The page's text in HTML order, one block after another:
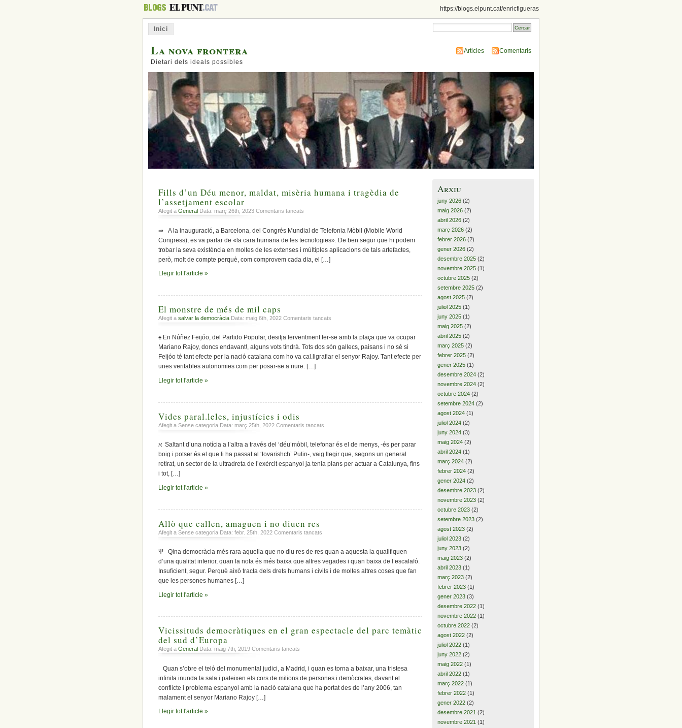
https://blogs.elpunt.cat/enricfigueras
Inici
La nova frontera
Dietari dels ideals possibles
Articles Comentaris
Fills d’un Déu menor, maldat, misèria humana i tragèdia de
l’assetjament escolar
Afegit a General Data: març 26th, 2023 Comentaris tancats
d’un
maldat,
misèria
de
⇒ A la inauguració, a Barcelona, del Congrés Mundial de Telefonia Mòbil (Mobile World
Congress), es va parlar de «la cara humana de les tecnologies». De ben segur que hi podem
trobar la seva existència en moltes de les extenses i múltiples aplicacions de tals artefactes,
però, molt de compte perquè, com comprovem cada dia, el […]
Llegir tot l'article »
El monstre de més de mil caps
Afegit a salvar la democràcia Data: maig 6th, 2022 Comentaris tancats
monstre
de
més
de
♠ En Núñez Feijóo, del Partido Popular, desitja ferventment fer-se amb la plaça que va ocupar
Mariano Rajoy, doncs endavant!, alguns vots tindrà. Tots dos són gallecs, paisans i no sé si
Feijóo té tant efecte per la nació catalana com ho va cal.ligrafiar el senyor Rajoy. Tant efecte per
unes veritables autonomies com per posar-se a riure. […]
Llegir tot l'article »
Vides paral.leles, injustícies i odis
Afegit a Sense categoria Data: març 25th, 2022 Comentaris tancats
paral.leles,
injustícies
odis
ℵ Saltant d’una notícia a l’altra a través del ‘déu’mòbil, telefonar és el de menys, -és per parar
boig i potser és el que li ha passat al ‘tovarishch’ Putin-, vaig llegir que, segons un general
retirat, un sector de la ultradreta de l’exèrcit espanyol ja tenia plans per actuar a Catalunya, fins
i tot, […]
Llegir tot l'article »
Allò que callen, amaguen i no diuen res
Afegit a Sense categoria Data: febr. 25th, 2022 Comentaris tancats
que
amaguen
i
Ψ Qina democràcia més rara aquella que no diu res de res quan a aquesta la qualifiquen
d’una qualitat inferior, quan la nota és més baixa que altres vegades i quan baixa de l’escalafó.
Insuficient, segur. Perquè això tracta dels drets humans i civils i de moltes altres coses que fan
que les persones humanes […]
Llegir tot l'article »
Vicissituds democràtiques en el gran espectacle del parc temàtic
del sud d’Europa
Afegit a General Data: maig 7th, 2019 Comentaris tancats
democràtiques
gran
Quan s’obre el teló del monumental judici, a Madrid, i quan es torna a baixar, una tristesa
infinita inunda la sala i pateixen els cors de milions de persones i demòcrates, davant el
conflicte i problema espanyol amb la nació catalana que ha portat des de l’any 2006, tan
malament el senyor Mariano Rajoy […]
Llegir tot l'article »
Arxiu
juny 2026 (2)
maig 2026 (2)
abril 2026 (2)
març 2026 (2)
febrer 2026 (2)
gener 2026 (2)
desembre 2025 (2)
novembre 2025 (1)
octubre 2025 (2)
setembre 2025 (2)
agost 2025 (2)
juliol 2025 (1)
juny 2025 (1)
maig 2025 (2)
abril 2025 (2)
març 2025 (2)
febrer 2025 (2)
gener 2025 (1)
desembre 2024 (2)
novembre 2024 (2)
octubre 2024 (2)
setembre 2024 (2)
agost 2024 (1)
juliol 2024 (2)
juny 2024 (3)
maig 2024 (2)
abril 2024 (1)
març 2024 (2)
febrer 2024 (2)
gener 2024 (2)
desembre 2023 (2)
novembre 2023 (2)
octubre 2023 (2)
setembre 2023 (2)
agost 2023 (2)
juliol 2023 (2)
juny 2023 (2)
maig 2023 (2)
abril 2023 (1)
març 2023 (2)
febrer 2023 (1)
gener 2023 (3)
desembre 2022 (1)
novembre 2022 (1)
octubre 2022 (2)
agost 2022 (2)
juliol 2022 (1)
juny 2022 (2)
maig 2022 (1)
abril 2022 (1)
març 2022 (1)
febrer 2022 (1)
gener 2022 (2)
desembre 2021 (2)
novembre 2021 (1)